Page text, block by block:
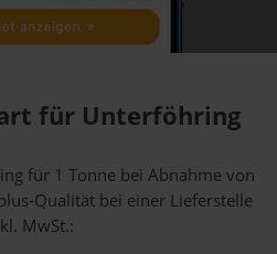
für Unterföhring
für 1 Tonne bei Abnahmevon
Qualität bei einer Lieferstelle
MwSt.: